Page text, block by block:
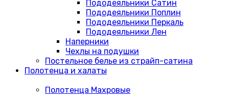
Пододеяльники Сатин
Пододеяльники Поплин
Пододеяльники Перкаль
Пододеяльники Лен
Наперники
Чехлы на подушки
Постельное белье из страйп-сатина
Полотенца и халаты
Полотенца Махровые